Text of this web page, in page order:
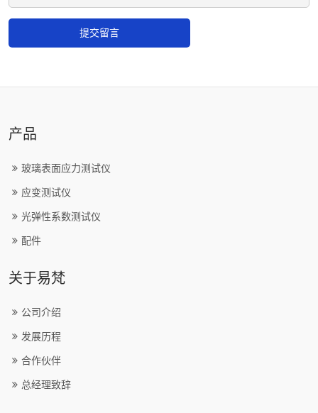
产品
玻璃表面应力测试仪
应变测试仪
光弹性系数测试仪
配件
关于易梵
公司介绍
发展历程
合作伙伴
总经理致辞